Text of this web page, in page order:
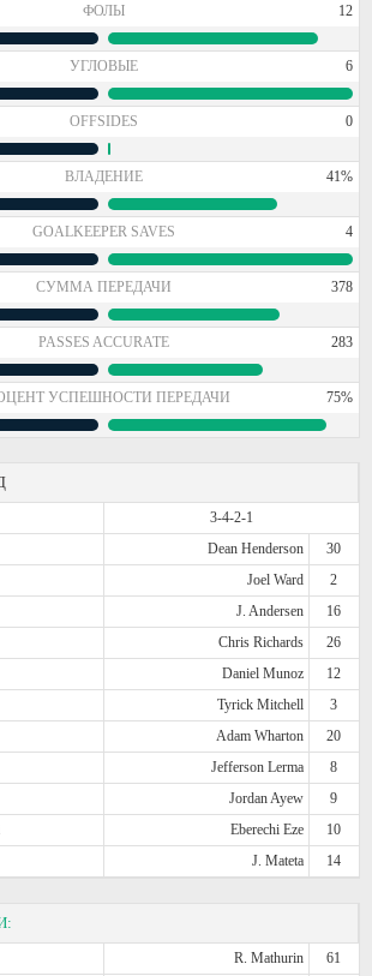
ФОЛЫ 12
УГЛОВЫЕ 6
OFFSIDES 0
ВЛАДЕНИЕ 41%
GOALKEEPER SAVES 4
СУММА ПЕРЕДАЧИ 378
PASSES ACCURATE 283
УСПЕШНОСТИ ПЕРЕДАЧИ 75%
3-4-2-1
Dean Henderson
30
Joel Ward
2
J. Andersen
16
Chris Richards
26
Daniel Munoz
12
Tyrick Mitchell
3
Adam Wharton
20
Jefferson Lerma
8
Jordan Ayew
9
Eberechi Eze
10
J. Mateta 14
R. Mathurin
61